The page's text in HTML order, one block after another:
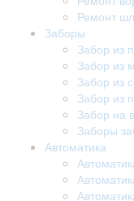
Ремонт
Заборы
Забор из
Забор из
Забор из
Забор из
Забор на
Заборы
Автоматика